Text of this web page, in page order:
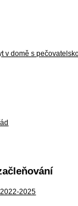
v domě s
2025